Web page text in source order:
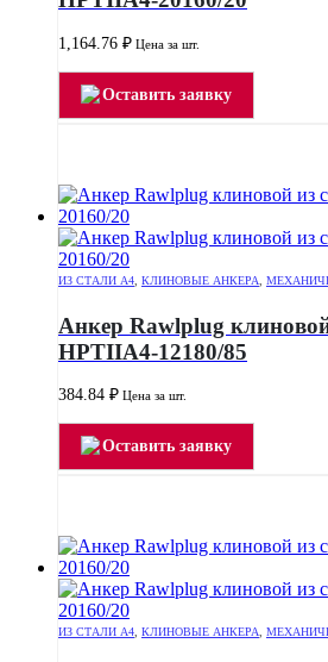
1,164.76 ₽ Цена за шт.
Оставить заявку
ИЗ СТАЛИ А4 КЛИНОВЫЕ АНКЕРА
Анкер Rawlplug
HPTIIA4-12180/85
384.84 ₽ Цена за шт.
Оставить заявку
ИЗ СТАЛИ А4, КЛИНОВЫЕ АНКЕРА,